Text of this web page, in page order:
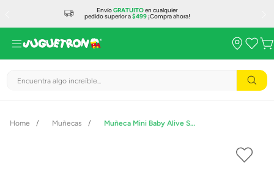
EnvíoGRATUITOen cualquier
pedido superior a$499¡Compra ahora!
Encuentra algo increíble...
Muñecas Muñeca Mini Baby Alive Set de Juegos LunchBox